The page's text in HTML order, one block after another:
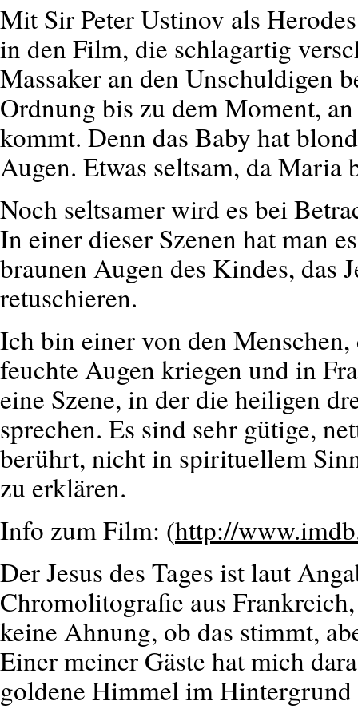
Mit Sir Peter Ustinov als
in den Film, die schlagartig
Massaker an den Unschuldigen
Ordnung bis zu dem Moment,
kommt. Denn das Baby hat
Augen. Etwas seltsam, da Maria
Noch seltsamer wird es bei
In einer dieser Szenen hat man
braunen Augen des Kindes, das
retuschieren.
Ich bin einer von den
feuchte Augen kriegen und in
eine Szene, in der die heiligen
sprechen. Es sind sehr gütige,
berührt, nicht in spirituellem
zu erklären.
Info zum Film: (http://
Der Jesus des Tages ist laut
Chromolitografie aus
keine Ahnung, ob das stimmt,
Einer meiner Gäste hat mich
goldene Himmel im Hintergrund